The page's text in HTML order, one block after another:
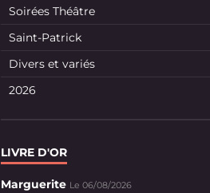
Soirées Théâtre
Saint-Patrick
Divers et variés
2026
LIVRE D'OR
Marguerite Le 06/08/2026